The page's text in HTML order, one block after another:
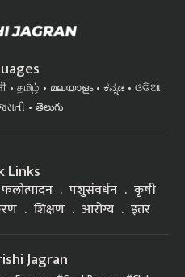
தமிழ் മലയാളം ಕನ್ನಡ
ଓଡିଆ
తెలుగు
Links
फलोत्पादन पशुसंवर्धन
कृषी
शिक्षण आरोग्य इतर
Jagran